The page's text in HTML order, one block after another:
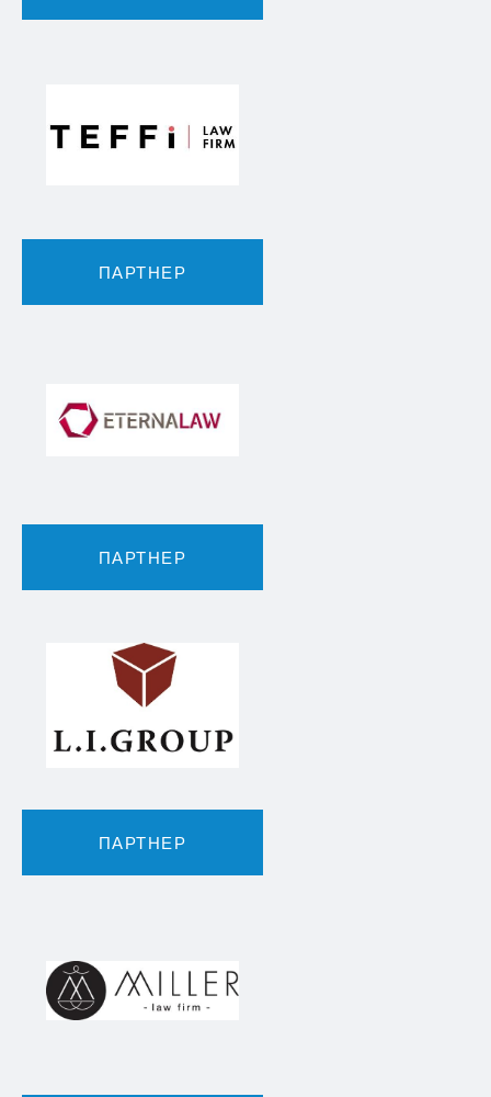
ПАРТНЕР
ПАРТНЕР
ПАРТНЕР